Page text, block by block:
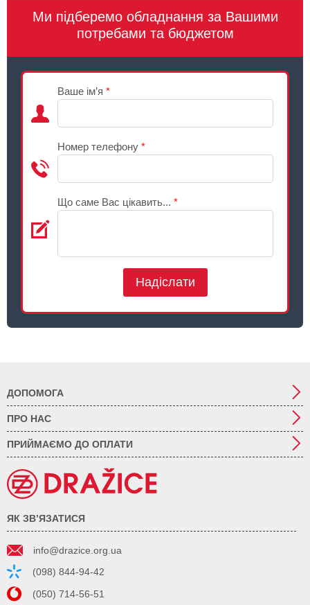
Ми підберемо обладнання за Вашими
потребами та бюджетом
Ваше ім’я *
Номер телефону *
Що саме Вас цікавить... *
Надіслати
ДОПОМОГА
ПРО НАС
ПРИЙМАЄМО ДО ОПЛАТИ
ЯК ЗВ’ЯЗАТИСЯ
info@drazice.org.ua
(098) 844-94-42
(050) 714-56-51